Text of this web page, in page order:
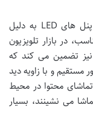
این تلویزیون از پنل LED تخت بهره می برد. پنل های LED به دلیل
در بازار تلویزیون
تضمین می کند که
مستقیم و با زاویه دید
محتوا در محیط
می نشینند، بسیار